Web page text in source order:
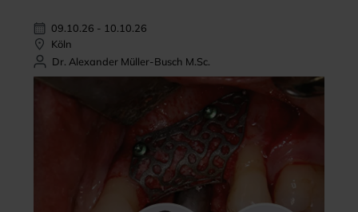
09.10.26 - 10.10.26
Köln
Dr. Alexander Müller-Busch M.Sc.